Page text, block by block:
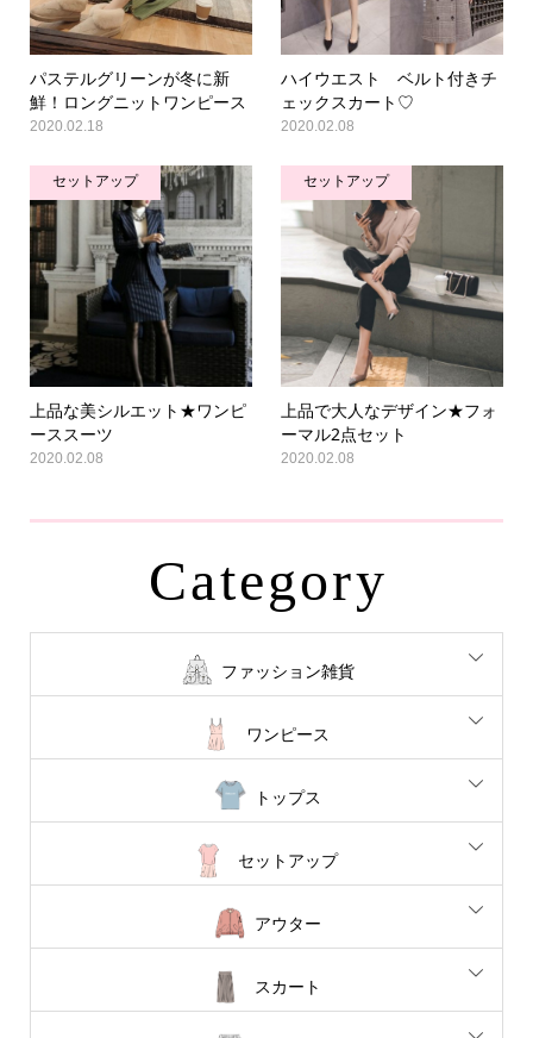
パステルグリーンが冬に新
鮮！ロングニットワンピース
2020.02.18
ハイウエスト ベルト付きチ
ェックスカート♡
2020.02.08
セットアップ
上品な美シルエット★ワンピ
ーススーツ
2020.02.08
セットアップ
上品で大人なデザイン★フォ
ーマル2点セット
2020.02.08
Category
ファッション雑貨
ワンピース
トップス
セットアップ
アウター
スカート